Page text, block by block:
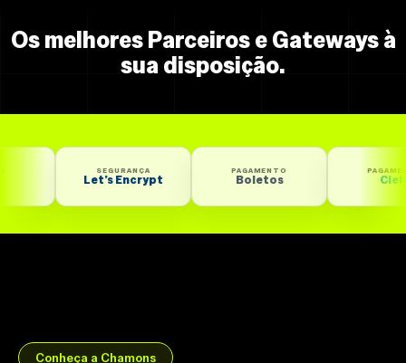
Os melhores Parceiros e Gateways à
sua disposição.
SEGURANÇA
Let’s Encrypt
PAGAMENTO
Boletos
PAGAMENTO
Conheça a Chamons